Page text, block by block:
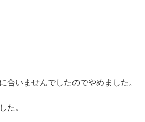
合いませんでしたのでやめました。
た。